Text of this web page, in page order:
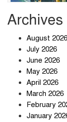
Archives
August 2026
July 2026
June 2026
May 2026
April 2026
March 2026
February
January